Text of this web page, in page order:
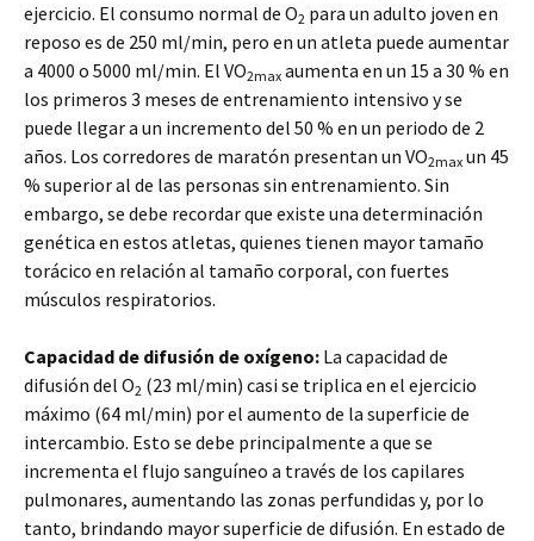
ejercicio. El consumo normal de O2 para un adulto joven en
reposo es de 250 ml/min, pero en un atleta puede aumentar
a 4000 o 5000 ml/min. El VO2max aumenta en un 15 a 30 % en
los primeros 3 meses de entrenamiento intensivo y se
puede llegar a un incremento del 50 % en un periodo de 2
años. Los corredores de maratón presentan un VO2max un 45
% superior al de las personas sin entrenamiento. Sin
embargo, se debe recordar que existe una determinación
genética en estos atletas, quienes tienen mayor tamaño
torácico en relación al tamaño corporal, con fuertes
músculos respiratorios.
Capacidad de difusión de oxígeno: La capacidad de
difusión del O2 (23 ml/min) casi se triplica en el ejercicio
máximo (64 ml/min) por el aumento de la superficie de
intercambio. Esto se debe principalmente a que se
incrementa el flujo sanguíneo a través de los capilares
pulmonares, aumentando las zonas perfundidas y, por lo
tanto, brindando mayor superficie de difusión. En estado de